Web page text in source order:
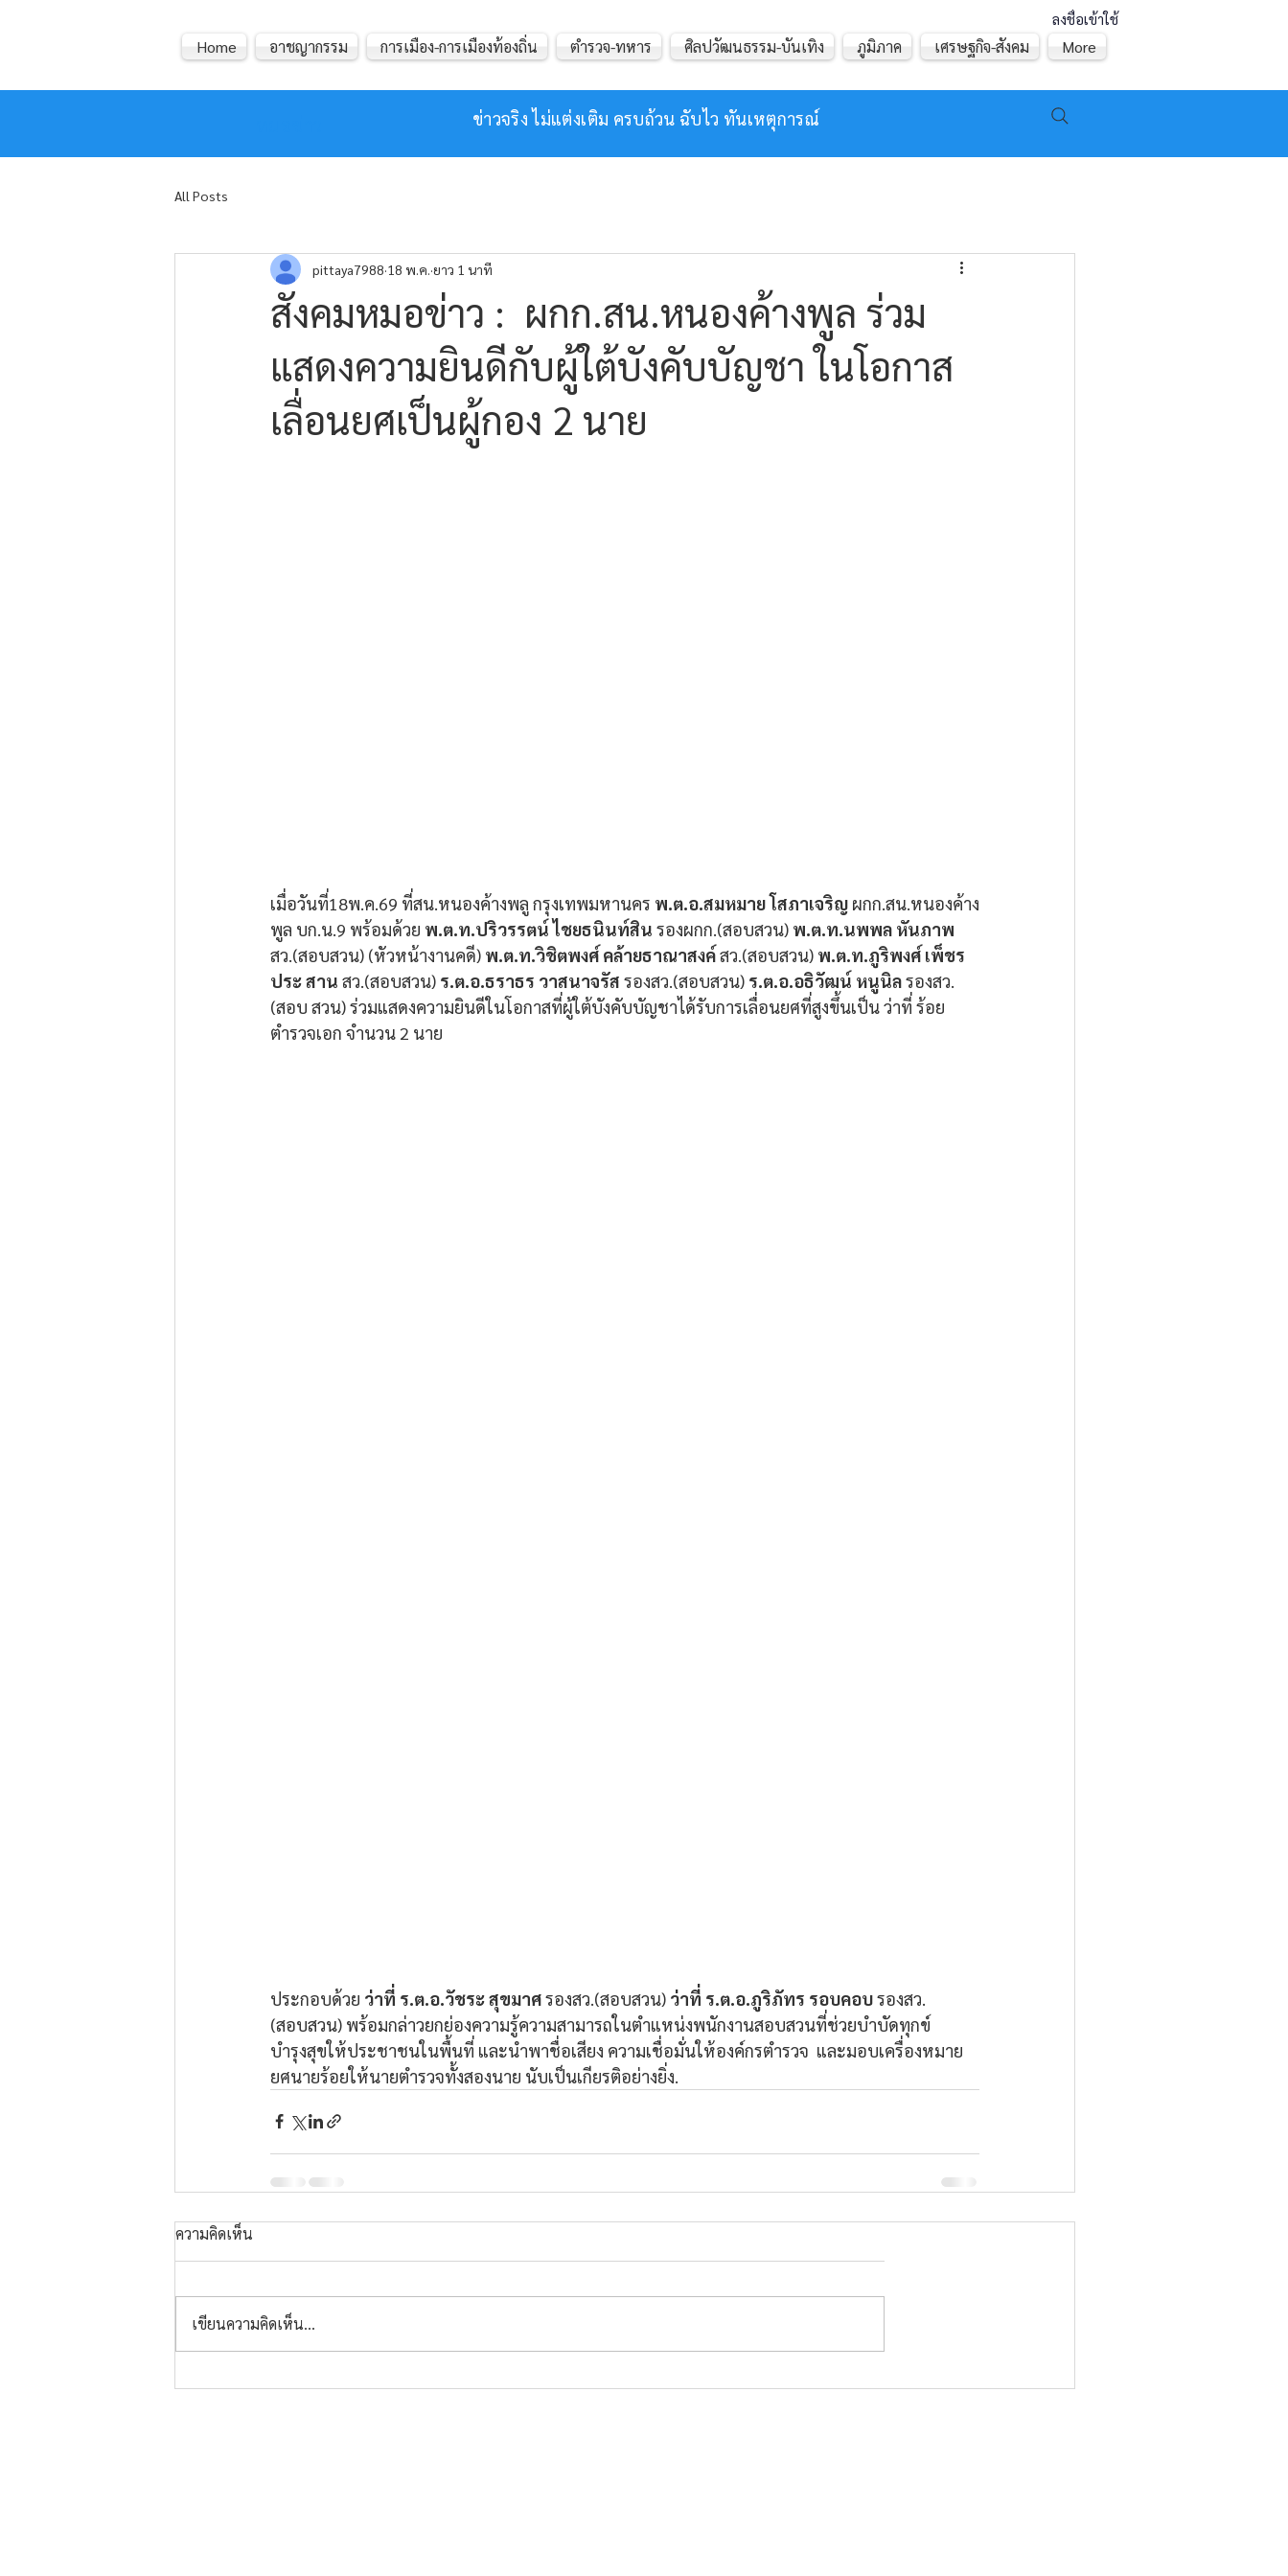
ลงชื่อเข้าใช้
ข่าวจริง ไม่แต่งเติม ครบถ้วน ฉับไว ทันเหตุการณ์
Home อาชญากรรม การเมือง-การเมืองท้องถิ่น ตำรวจ-ทหาร ศิลปวัฒนธรรม-บันเทิง ภูมิภาค เศรษฐกิจ-สังคม More
All Posts
สังคมหมอข่าว : ผกก.สน.หนองค้างพูล ร่วม
แสดงความยินดีกับผู้ใต้บังคับบัญชา ในโอกาส
เลื่อนยศเป็นผู้กอง 2 นาย
pittaya7988 18 พ.ค. ยาว 1 นาที
เมื่อวันที่18พ.ค.69 ที่สน.หนองค้างพลู กรุงเทพมหานคร พ.ต.อ.สมหมาย โสภาเจริญ ผกก.สน.หนองค้าง
พูล บก.น.9 พร้อมด้วย พ.ต.ท.ปริวรรตน์ ไชยธนินท์สิน รองผกก.(สอบสวน) พ.ต.ท.นพพล หันภาพ
สว.(สอบสวน) (หัวหน้างานคดี) พ.ต.ท.วิชิตพงศ์ คล้ายธาณาสงค์ สว.(สอบสวน) พ.ต.ท.ภูริพงศ์ เพ็ชร
ประ สาน สว.(สอบสวน) ร.ต.อ.ธราธร วาสนาจรัส รองสว.(สอบสวน) ร.ต.อ.อธิวัฒน์ หนูนิล รองสว.
(สอบ สวน) ร่วมแสดงความยินดีในโอกาสที่ผู้ใต้บังคับบัญชาได้รับการเลื่อนยศที่สูงขึ้นเป็น ว่าที่ ร้อย
ตำรวจเอก จำนวน 2 นาย
ประกอบด้วย ว่าที่ ร.ต.อ.วัชระ สุขมาศ รองสว.(สอบสวน) ว่าที่ ร.ต.อ.ภูริภัทร รอบคอบ รองสว.
(สอบสวน) พร้อมกล่าวยกย่องความรู้ความสามารถในตำแหน่งพนักงานสอบสวนที่ช่วยบำบัดทุกข์
บำรุงสุขให้ประชาชนในพื้นที่ และนำพาชื่อเสียง ความเชื่อมั่นให้องค์กรตำรวจ  และมอบเครื่องหมาย
ยศนายร้อยให้นายตำรวจทั้งสองนาย นับเป็นเกียรติอย่างยิ่ง.
ความคิดเห็น
เขียนความคิดเห็น…